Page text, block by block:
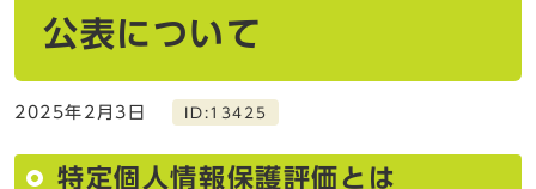
公表について
2025年2月3日 ID:13425
特定個人情報保護評価とは